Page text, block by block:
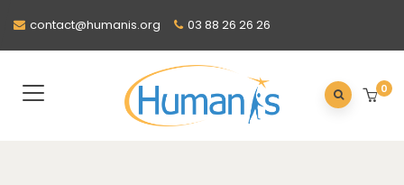
contact@humanis.org 03 88 26 26 26
0